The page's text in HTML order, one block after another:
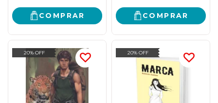
COMPRAR COMPRAR
20% OFF 20% OFF